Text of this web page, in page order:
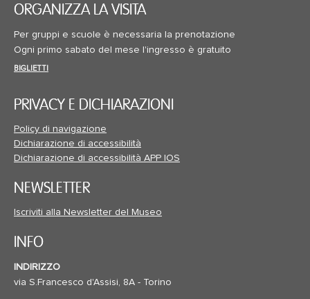
ORGANIZZA LA VISITA
Per gruppi e scuole è necessaria la prenotazione
Ogni primo sabato del mese l'ingresso è gratuito
BIGLIETTI
PRIVACY E DICHIARAZIONI
Policy di navigazione
Dichiarazione di accessibilità
Dichiarazione di accessibilità APP IOS
NEWSLETTER
Iscriviti alla Newsletter del Museo
INFO
INDIRIZZO
via S.Francesco d'Assisi, 8A - Torino